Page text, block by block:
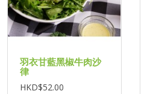
羽衣甘藍黑椒牛肉沙
律
HKD$52.00